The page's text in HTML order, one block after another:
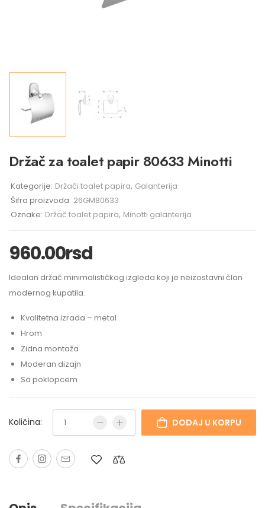
Držač za toalet papir 80633 Minotti
Kategorije: Držači toalet papira, Galanterija
Šifra proizvoda: 26GM80633
Oznake: Držač toalet papira, Minotti galanterija
960.00rsd
Idealan držač minimalističkog izgleda koji je neizostavni član
modernog kupatila.
Kvalitetna izrada – metal
Hrom
Zidna montaža
Moderan dizajn
Sa poklopcem
Količina: DODAJ U KORPU